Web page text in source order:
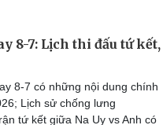
8-7: Lịch thi đấu tứ kết,
8-7 có những nội dung chính
Lịch sử chống lưng
tứ kết giữa Na Uy vs Anh có